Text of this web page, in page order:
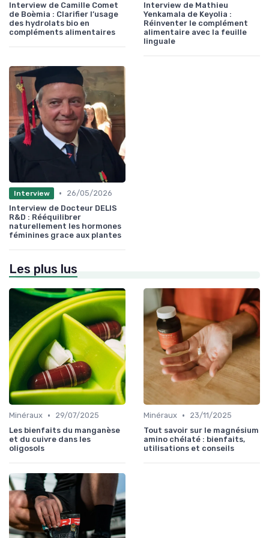
Interview de Camille Comet
de Boèmia : Clarifier l’usage
des hydrolats bio en
compléments alimentaires
Interview de Mathieu
Yenkamala de Keyolia :
Réinventer le complément
alimentaire avec la feuille
linguale
Interview •
26/05/2026
Interview de Docteur DELIS
R&D : Rééquilibrer
naturellement les hormones
féminines grace aux plantes
Les plus lus
Minéraux •
29/07/2025
Les bienfaits du manganèse
et du cuivre dans les
oligosols
Minéraux •
23/11/2025
Tout savoir sur le magnésium
amino chélaté : bienfaits,
utilisations et conseils